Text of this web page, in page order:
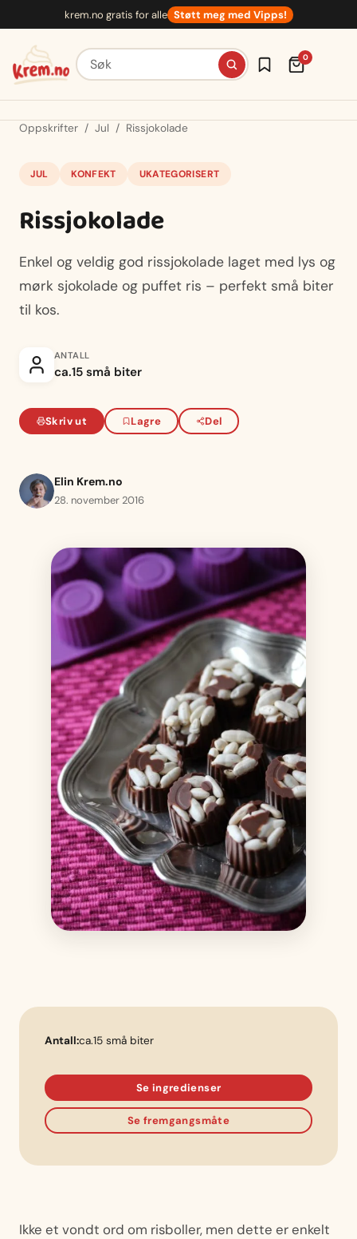
innhold
krem.no gratis for alle Støtt meg med Vipps!
Søk etter oppskrifter 0
Oppskrifter / Jul / Rissjokolade
JUL KONFEKT UKATEGORISERT
Rissjokolade
Enkel og veldig god rissjokolade laget med lys og
mørk sjokolade og puffet ris – perfekt små biter
til kos.
ANTALL
ca.15 små biter
Skriv ut Lagre Del
Elin Krem.no
28. november 2016
Ikke et vondt ord om risboller, men dette er enkelt
Antall:ca.15 små biter
Se ingredienser
Se fremgangsmåte